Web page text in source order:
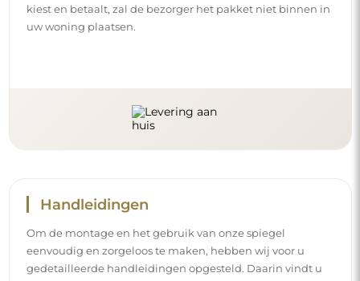
kiest en betaalt, zal de bezorger het pakket niet binnen in
uw woning plaatsen.
Handleidingen
Om de montage en het gebruik van onze spiegel
eenvoudig en zorgeloos te maken, hebben wij voor u
gedetailleerde handleidingen opgesteld. Daarin vindt u